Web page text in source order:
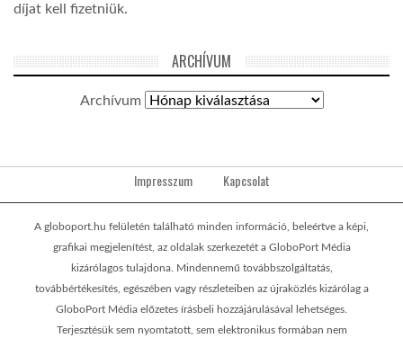
díjat kell fizetniük.
ARCHÍVUM
Archívum
Impresszum Kapcsolat
A globoport.hu felületén található minden információ, beleértve a képi,
grafikai megjelenítést, az oldalak szerkezetét a GloboPort Média
kizárólagos tulajdona. Mindennemű továbbszolgáltatás,
továbbértékesítés, egészében vagy részleteiben az újraközlés kizárólag a
GloboPort Média előzetes írásbeli hozzájárulásával lehetséges.
Terjesztésük sem nyomtatott, sem elektronikus formában nem